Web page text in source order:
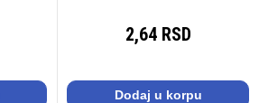
2,64 RSD
Dodaj u korpu